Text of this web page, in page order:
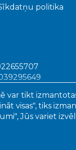
politika
var tikt
visas", tiks
Jūs variet